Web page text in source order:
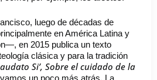
luego de décadas de
en América Latina y
en 2015 publica un texto
clásica y para la tradición
Si’, Sobre el cuidado de la
un poco más atrás. La